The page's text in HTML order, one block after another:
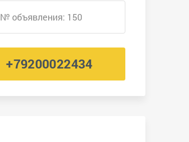
№ объявления: 150
+79200022434